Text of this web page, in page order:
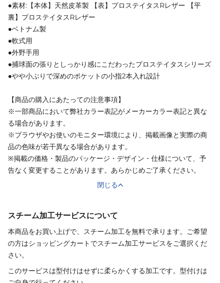
●素材:【本体】天然皮革製 【表】プロステイタスRレザー 【平
裏】プロステイタスRレザー
●ベトナム製
●軟式用
●外野手用
●捕球面の張りとしっかり感にこだわったプロステイタスシリーズ
●やや小ぶりで深めのポケットの小指2本入れ設計
【商品の購入にあたっての注意事項】
※一部商品において弊社カラー表記がメーカーカラー表記と異な
る場合があります。
※ブラウザやお使いのモニター環境により、掲載画像と実際の商
品の色味が若干異なる場合があります。
※掲載の価格・製品のパッケージ・デザイン・仕様について、予
告なく変更することがあります。あらかじめご了承ください。
閉じる
スチーム加工サービスについて
本商品をお買い上げで、スチーム加工を無料で承ります。ご希望
の方はショッピングカートでスチーム加工サービスをご選択くだ
さい。
このサービスは型付けはせずに柔らかくする加工です。型付けは